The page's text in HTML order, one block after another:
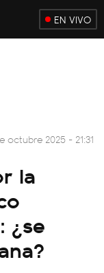
EN VIVO
octubre 2025 - 21:31
la
¿se